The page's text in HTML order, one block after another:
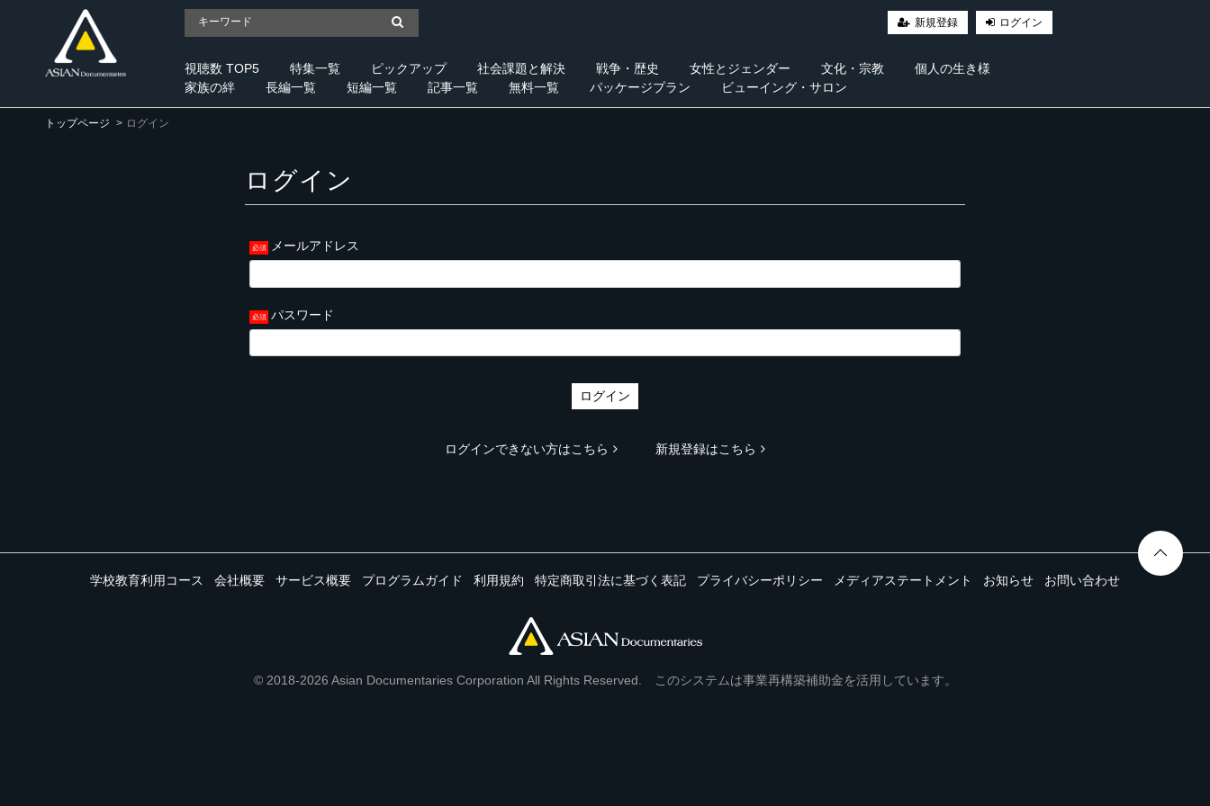
新規登録 ログイン
視聴数 TOP5 特集一覧 ピックアップ 社会課題と解決 戦争・歴史 女性とジェンダー 文化・宗教
個人の生き様
家族の絆
長編一覧 短編一覧 記事一覧 無料一覧 パッケージプラン ビューイング・サロン
トップページ ログイン
ログイン
メールアドレス
パスワード
ログイン
ログインできない方はこちら 新規登録はこちら
学校教育利用コース 会社概要 サービス概要 プログラムガイド 利用規約 特定商取引法に基づく表記 プライバシーポリシー メディアステートメント お知らせ お問い合わせ
© 2018-2026 Asian Documentaries Corporation All Rights Reserved. このシステムは事業再構築補助金を活用しています。